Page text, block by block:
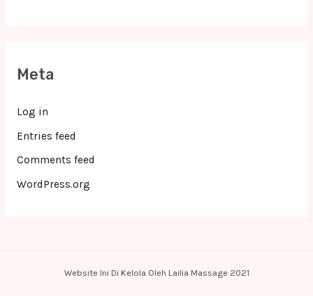
Meta
Log in
Entries feed
Comments feed
WordPress.org
Website Ini Di Kelola Oleh Lailia Massage 2021